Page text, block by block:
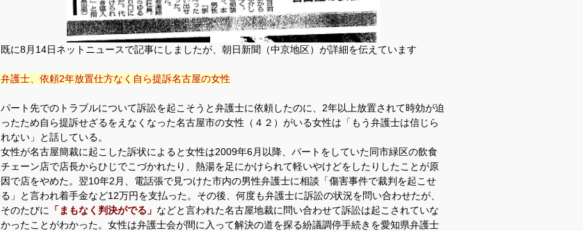
既に8月14日ネットニュースで記事にしましたが、朝日新聞（中京地区）が詳細を伝えています
弁護士、依頼2年放置仕方なく自ら提訴名古屋の女性
パート先でのトラブルについて訴訟を起こそうと弁護士に依頼したのに、2年以上放置されて時効が迫
ったため自ら提訴せざるをえなくなった名古屋市の女性（４２）がいる女性は「もう弁護士は信じら
れない」と話している。
女性が名古屋簡裁に起こした訴状によると女性は2009年6月以降、パートをしていた同市緑区の飲食
チェーン店で店長からひじでこづかれたり、熱湯を足にかけられて軽いやけどをしたりしたことが原
因で店をやめた。翌10年2月、電話張で見つけた市内の男性弁護士に相談「傷害事件で裁判を起こせ
る」と言われ着手金など12万円を支払った。その後、何度も弁護士に訴訟の状況を問い合わせたが、
そのたびに
「まもなく判決がでる」 などと言われた名古屋地裁に問い合わせて訴訟は起こされていな
かったことがわかった。女性は弁護士会が間に入って解決の道を探る紛議調停手続きを愛知県弁護士